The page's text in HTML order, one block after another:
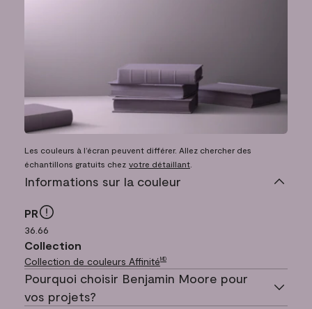
Les couleurs à l’écran peuvent différer. Allez chercher des
échantillons gratuits chez votre détaillant
Informations sur la couleur
PR
36.66
Collection
Collection de couleurs AffinitéMD
Pourquoi choisir Benjamin Moore pour
vos projets?